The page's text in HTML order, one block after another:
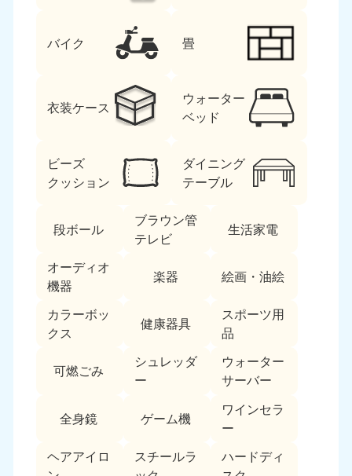
バイク 畳
衣装ケース
ウォーター
ベッド
ビーズ
クッション
ダイニング
テーブル
段ボール
ブラウン管
テレビ
生活家電
オーディオ
機器
楽器 絵画・油絵
カラーボッ
クス
健康器具
スポーツ用
品
可燃ごみ
シュレッダ
ー
ウォーター
サーバー
全身鏡 ゲーム機
ワインセラ
ー
ヘアアイロ
スチールラ
ハードディ
050-1881-5277
9:00〜19:00 年中無休
050-1881-5276
9:00〜19:00 年中無休
岩手県
050-1881-5274
秋田県
050-1881-5275
050-1881-5273
9:00〜19:00 年中無休
宮城県
050-1881-5272
9:00〜19:00 年中無休